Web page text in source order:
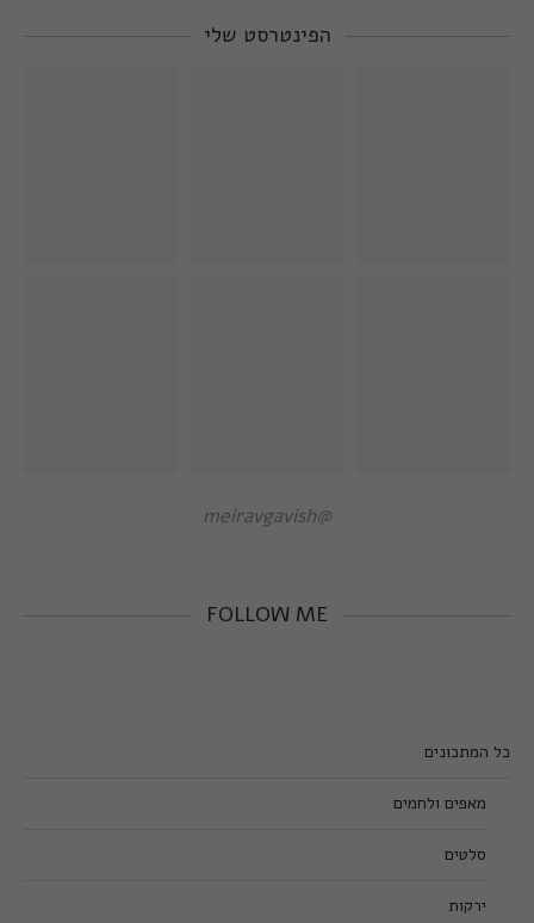
הפינטרסט שלי
@meiravgavish
FOLLOW ME
כל המתכונים
מאפים ולחמים
סלטים
ירקות